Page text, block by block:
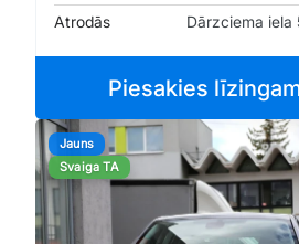
Atrodās
Dārzciema iela
Piesakies
Jauns
Svaiga TA